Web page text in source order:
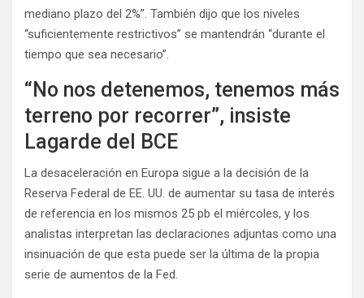
mediano plazo del 2%”. También dijo que los niveles
“suficientemente restrictivos” se mantendrán “durante el
tiempo que sea necesario”.
“No nos detenemos, tenemos más
terreno por recorrer”, insiste
Lagarde del BCE
La desaceleración en Europa sigue a la decisión de la
Reserva Federal de EE. UU. de aumentar su tasa de interés
de referencia en los mismos 25 pb el miércoles, y los
analistas interpretan las declaraciones adjuntas como una
insinuación de que esta puede ser la última de la propia
serie de aumentos de la Fed.